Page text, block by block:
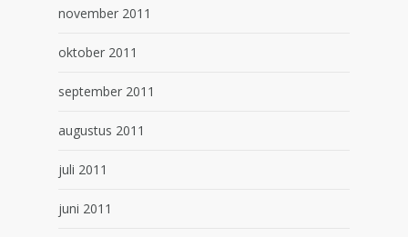
november 2011
oktober 2011
september 2011
augustus 2011
juli 2011
juni 2011